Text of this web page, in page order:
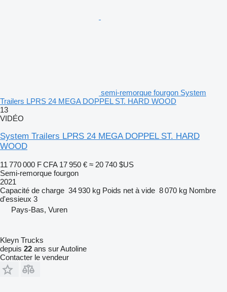
semi-remorque fourgon System
Trailers LPRS 24 MEGA DOPPEL ST. HARD WOOD
13
VIDÉO
System Trailers LPRS 24 MEGA DOPPEL ST. HARD
WOOD
11 770 000 F CFA 17 950 € ≈ 20 740 $US
Semi-remorque fourgon
2021
Capacité de charge 34 930 kg Poids net à vide 8 070 kg Nombre
d'essieux 3
Pays-Bas, Vuren
Kleyn Trucks
depuis 22 ans sur Autoline
Contacter le vendeur